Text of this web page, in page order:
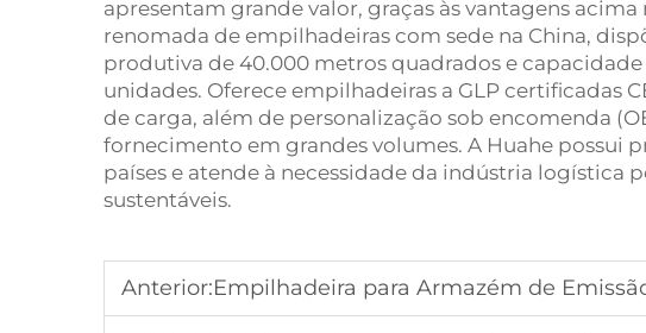
apresentam grande valor, graças às vantagens
renomada de empilhadeiras com sede na China,
produtiva de 40.000 metros quadrados e
unidades. Oferece empilhadeiras a GLP certificadas
de carga, além de personalização sob encomenda
fornecimento em grandes volumes. A Huahe possui
países e atende à necessidade da indústria logística
sustentáveis.
Anterior:Empilhadeira para Armazém de